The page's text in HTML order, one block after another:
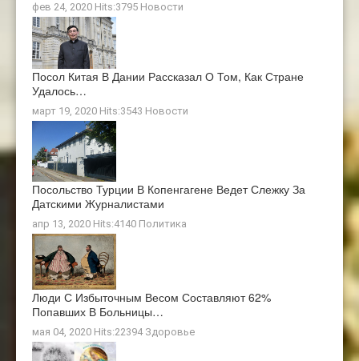
фев 24, 2020 Hits:3795 Новости
Посол Китая В Дании Рассказал О Том, Как Стране
Удалось…
март 19, 2020 Hits:3543 Новости
Посольство Турции В Копенгагене Ведет Слежку За
Датскими Журналистами
апр 13, 2020 Hits:4140 Политика
Люди С Избыточным Весом Составляют 62%
Попавших В Больницы…
мая 04, 2020 Hits:22394 Здоровье